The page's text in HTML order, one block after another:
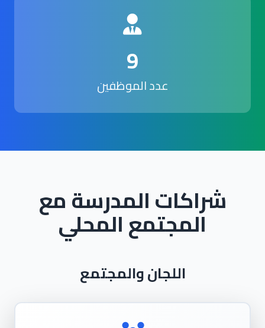
9
عدد الموظفين
شراكات المدرسة مع
المجتمع المحلي
اللجان والمجتمع